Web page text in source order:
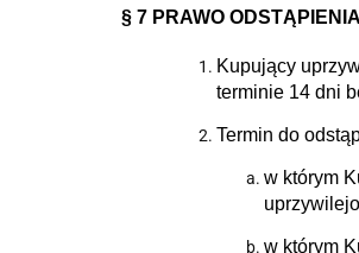
§ 7 PRAWO
Kupujący
terminie 14 dni
Termin do
w którym
w którym